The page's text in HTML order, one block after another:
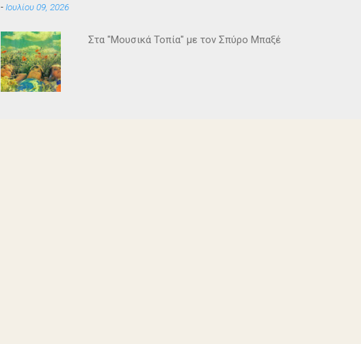
- Ιουλίου 09, 2026
Στα "Μουσικά Τοπία" με τον Σπύρο Μπαξέ